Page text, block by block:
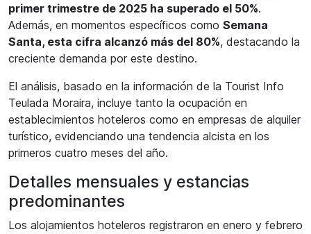
primer trimestre de 2025 ha superado el 50%.
Además, en momentos específicos como Semana
Santa, esta cifra alcanzó más del 80%, destacando la
creciente demanda por este destino.
El análisis, basado en la información de la Tourist Info
Teulada Moraira, incluye tanto la ocupación en
establecimientos hoteleros como en empresas de alquiler
turístico, evidenciando una tendencia alcista en los
primeros cuatro meses del año.
Detalles mensuales y estancias
predominantes
Los alojamientos hoteleros registraron en enero y febrero